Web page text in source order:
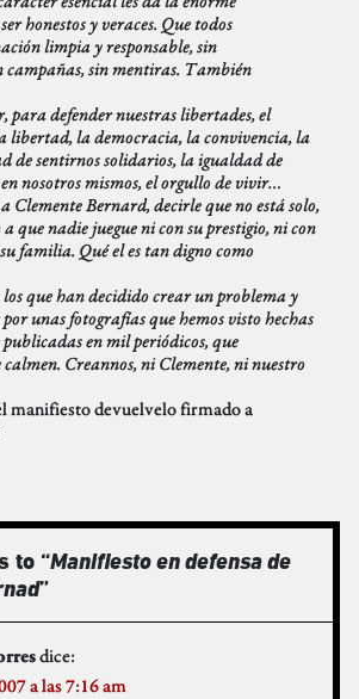
honestos y veraces. Que todos
limpia y responsable, sin
campañas, sin mentiras. También
para defender nuestras libertades, el
libertad, la democracia, la convivencia, la
de sentirnos solidarios, la igualdad de
nosotros mismos, el orgullo de vivir…
Clemente Bernard, decirle que no está solo,
que nadie juegue ni con su prestigio, ni con
familia. Qué el es tan digno como
los que han decidido crear un problema y
unas fotografías que hemos visto hechas
en mil periódicos, que
calmen. Creannos, ni Clemente, ni nuestro
manifiesto devuelvelo firmado a
to “Manifiesto en defensa de
”
dice:
a las 7:16 am